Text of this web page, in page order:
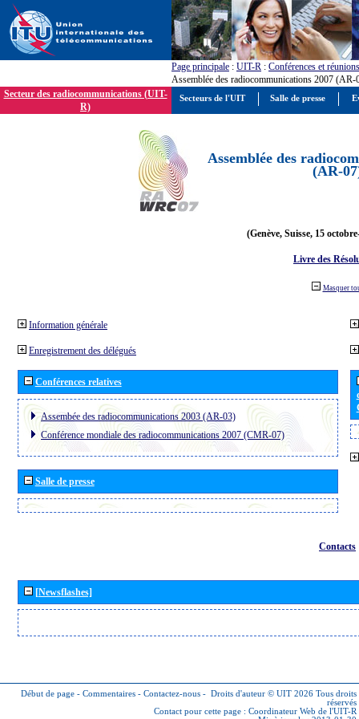
Page principale : UIT-R : Conférences et réunions
Assemblée des radiocommunications 2007 (AR-
Secteur des radiocommunications (UIT-
R)
Assemblée des
(AR-
(Genève, Suisse, 15
Livre des
Masquer
Information générale
Enregistrement des délégués
Conférences relatives
Assembée des radiocommunications 2003 (AR-03)
Conférence mondiale des radiocommunications 2007 (CMR-07)
Salle de presse
Contacts
[Newsflashes]
Début de page - Commentaires - Contactez-nous - Droits d'auteur © UIT 2026 Tous droits
réservés
Contact pour cette page : Coordinateur Web de l'UIT-R
Secteurs de l'UIT Salle de presse